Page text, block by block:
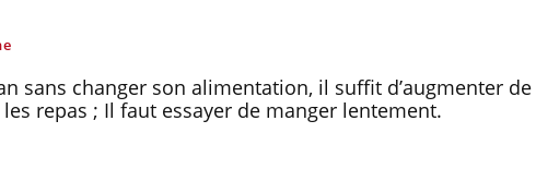
sans changer son alimentation, il suffit d’augmenter de
repas ; Il faut essayer de manger lentement.